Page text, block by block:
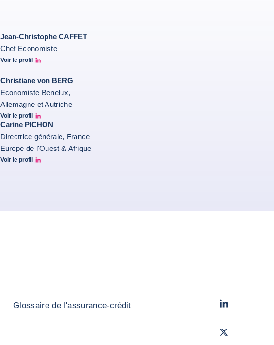
Jean-Christophe CAFFET
Chef Economiste
Voir le profil
JCC Linkedin
Christiane von BERG
Economiste Benelux,
Allemagne et Autriche
Voir le profil
Christiane von berg linkedin
Carine PICHON
Directrice générale, France,
Europe de l'Ouest & Afrique
Voir le profil
Carine Pichon Linkedin
Glossaire de l'assurance-crédit LinkedIn
Twitter